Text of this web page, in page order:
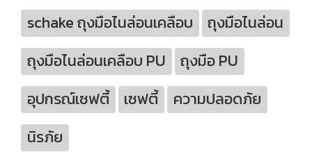
schake ถุงมือไนล่อนเคลือบ
ถุงมือไนล่อน
ถุงมือไนล่อนเคลือบ PU
ถุงมือ PU
อุปกรณ์เซฟตี้
เซฟตี้
ความปลอดภัย
นิรภัย